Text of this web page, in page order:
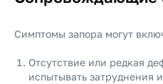
Симптомы запора могут
Отсутствие или редкая
испытывать затруднения